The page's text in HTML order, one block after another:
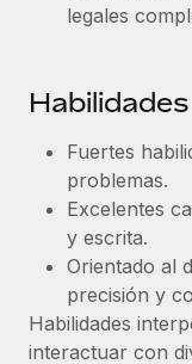
legales
Habilidades
Fuertes
problemas.
Excelentes
y escrita.
Orientado al
precisión y
Habilidades
interactuar con